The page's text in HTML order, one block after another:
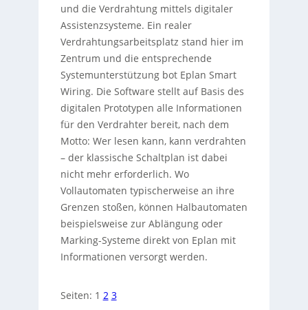
und die Verdrahtung mittels digitaler
Assistenzsysteme. Ein realer
Verdrahtungsarbeitsplatz stand hier im
Zentrum und die entsprechende
Systemunterstützung bot Eplan Smart
Wiring. Die Software stellt auf Basis des
digitalen Prototypen alle Informationen
für den Verdrahter bereit, nach dem
Motto: Wer lesen kann, kann verdrahten
– der klassische Schaltplan ist dabei
nicht mehr erforderlich. Wo
Vollautomaten typischerweise an ihre
Grenzen stoßen, können Halbautomaten
beispielsweise zur Ablängung oder
Marking-Systeme direkt von Eplan mit
Informationen versorgt werden.
Seiten: 1 2 3